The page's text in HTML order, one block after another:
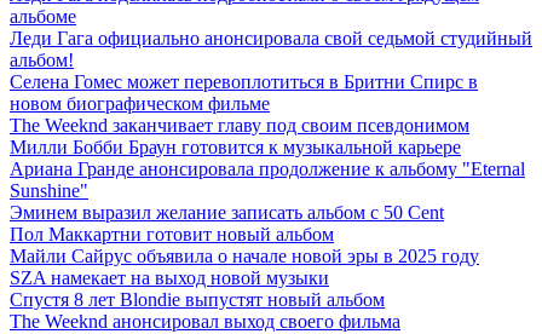
альбоме
Леди Гага официально анонсировала свой седьмой студийный
альбом!
Селена Гомес может перевоплотиться в Бритни Спирс в
новом биографическом фильме
The Weeknd заканчивает главу под своим псевдонимом
Милли Бобби Браун готовится к музыкальной карьере
Ариана Гранде анонсировала продолжение к альбому "Eternal
Sunshine"
Эминем выразил желание записать альбом с 50 Cent
Пол Маккартни готовит новый альбом
Майли Сайрус объявила о начале новой эры в 2025 году
SZA намекает на выход новой музыки
Спустя 8 лет Blondie выпустят новый альбом
The Weeknd анонсировал выход своего фильма